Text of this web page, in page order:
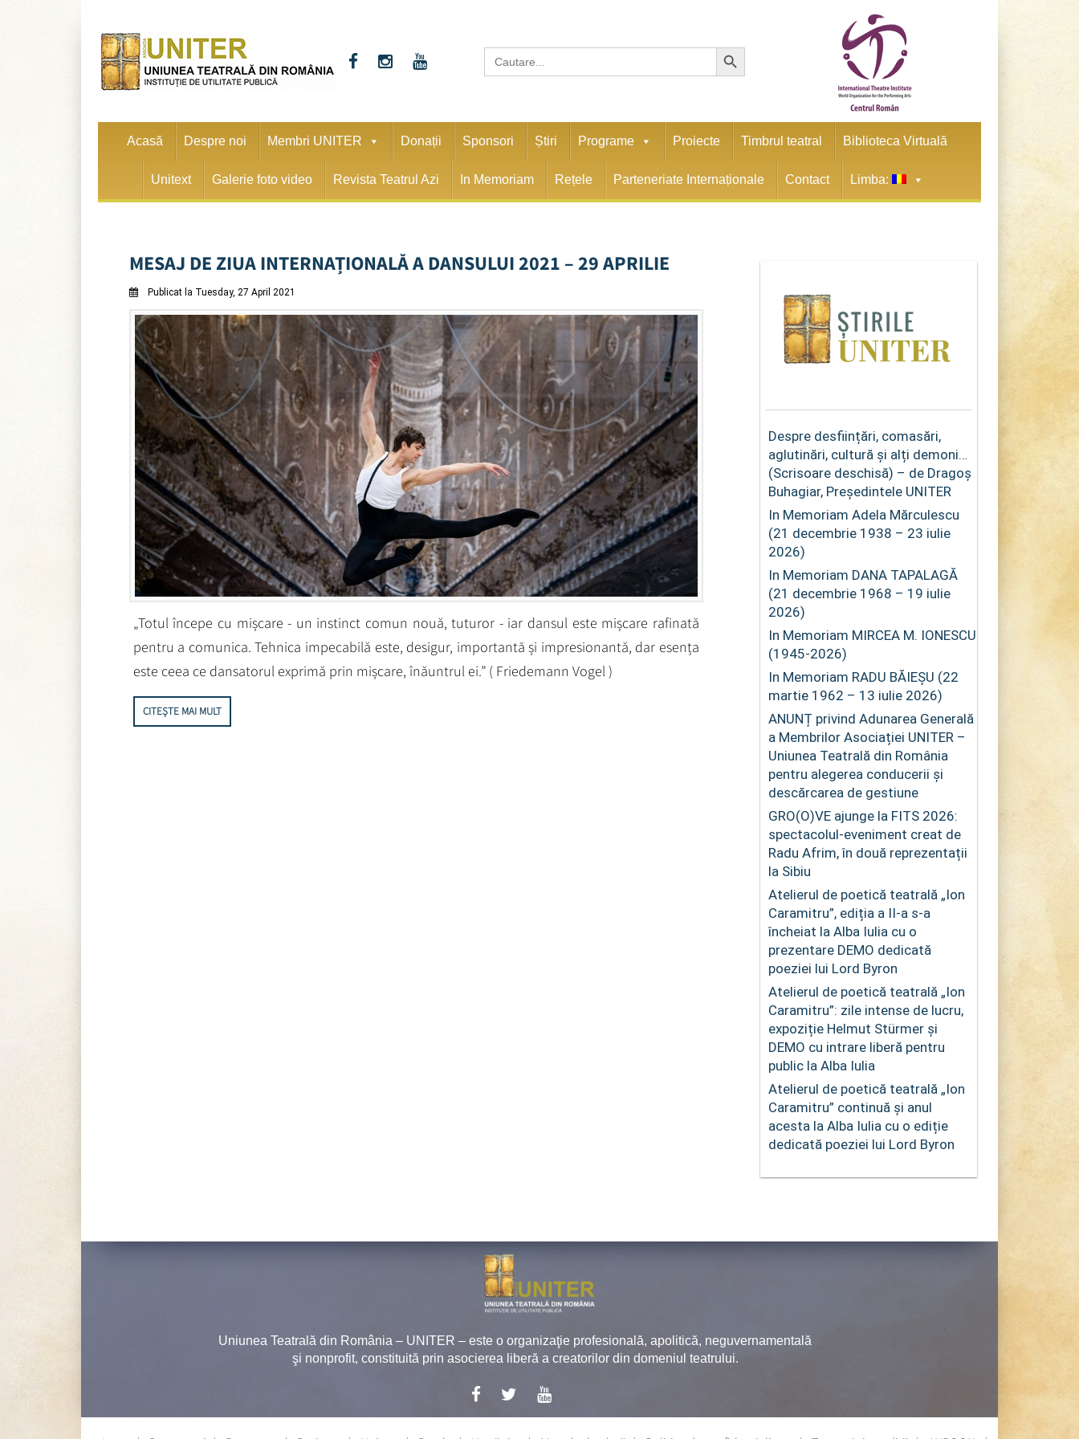
Search
for:
Search Button
Acasă Despre noi Membri UNITER Donații Sponsori Știri Programe Proiecte Timbrul teatral Biblioteca Virtuală
Unitext Galerie foto video Revista Teatrul Azi In Memoriam Rețele Parteneriate Internaționale Contact Limba:
MESAJ DE ZIUA INTERNAȚIONALĂ A DANSULUI 2021 – 29 APRILIE
Publicat la Tuesday, 27 April 2021
„Totul începe cu mișcare - un instinct comun nouă, tuturor - iar dansul este mișcare rafinată
pentru a comunica. Tehnica impecabilă este, desigur, importantă și impresionantă, dar esența
este ceea ce dansatorul exprimă prin mișcare, înăuntrul ei.” ( Friedemann Vogel )
CITEȘTE MAI MULT
Despre desființări, comasări,
aglutinări, cultură și alți demoni…
(Scrisoare deschisă) – de Dragoș
Buhagiar, Președintele UNITER
In Memoriam Adela Mărculescu
(21 decembrie 1938 – 23 iulie
2026)
In Memoriam DANA TAPALAGĂ
(21 decembrie 1968 – 19 iulie
2026)
In Memoriam MIRCEA M. IONESCU
(1945-2026)
In Memoriam RADU BĂIEȘU (22
martie 1962 – 13 iulie 2026)
ANUNȚ privind Adunarea Generală
a Membrilor Asociației UNITER –
Uniunea Teatrală din România
pentru alegerea conducerii și
descărcarea de gestiune
GRO(O)VE ajunge la FITS 2026:
spectacolul-eveniment creat de
Radu Afrim, în două reprezentații
la Sibiu
Atelierul de poetică teatrală „Ion
Caramitru”, ediția a II-a s-a
încheiat la Alba Iulia cu o
prezentare DEMO dedicată
poeziei lui Lord Byron
Atelierul de poetică teatrală „Ion
Caramitru”: zile intense de lucru,
expoziție Helmut Stürmer și
DEMO cu intrare liberă pentru
public la Alba Iulia
Atelierul de poetică teatrală „Ion
Caramitru” continuă și anul
acesta la Alba Iulia cu o ediție
dedicată poeziei lui Lord Byron
Uniunea Teatrală din România – UNITER – este o organizaţie profesională, apolitică, neguvernamentală
şi nonprofit, constituită prin asocierea liberă a creatorilor din domeniul teatrului.